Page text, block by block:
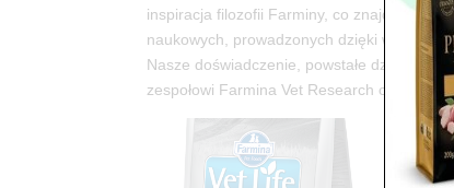
inspiracja filozofii Farminy, co znajduje
naukowych, prowadzonych dzięki
Nasze doświadczenie, powstałe dzięki
zespołowi Farmina Vet Research